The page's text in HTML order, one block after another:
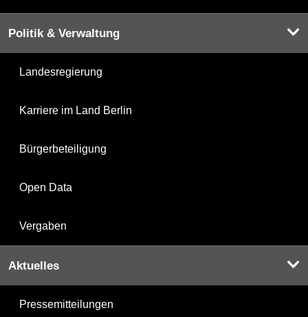
Politik & Verwaltung
Landesregierung
Karriere im Land Berlin
Bürgerbeteiligung
Open Data
Vergaben
Aktuelles
Pressemitteilungen